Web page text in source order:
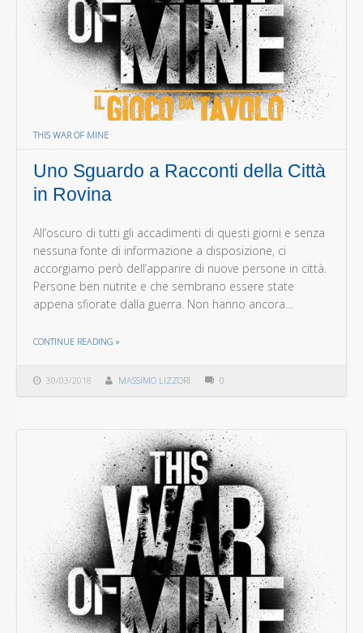
THIS WAR OF MINE
Uno Sguardo a Racconti della Città
in Rovina
30/03/2018 MASSIMO LIZZORI 0
All’oscuro di tutti gli accadimenti di questi giorni e senza
nessuna fonte di informazione a disposizione, ci
accorgiamo però dell’apparire di nuove persone in città.
Persone ben nutrite e che sembrano essere state
appena sfiorate dalla guerra. Non hanno ancora…
CONTINUE READING THE "UNO SGUARDO A RACCONTI DELLA CITTÀ IN ROVINA"
»